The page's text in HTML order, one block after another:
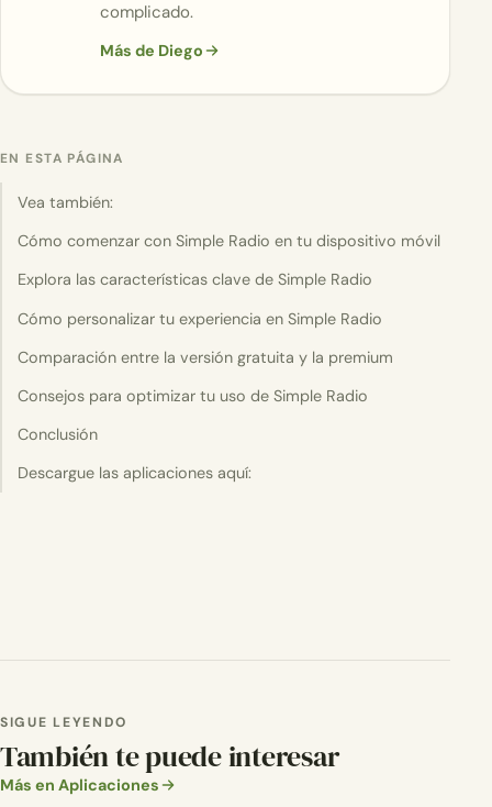
complicado.
Más de Diego
EN ESTA PÁGINA
Vea también:
Cómo comenzar con Simple Radio en tu dispositivo móvil
Explora las características clave de Simple Radio
Cómo personalizar tu experiencia en Simple Radio
Comparación entre la versión gratuita y la premium
Consejos para optimizar tu uso de Simple Radio
Conclusión
Descargue las aplicaciones aquí:
SIGUE LEYENDO
También te puede interesar
Más en Aplicaciones